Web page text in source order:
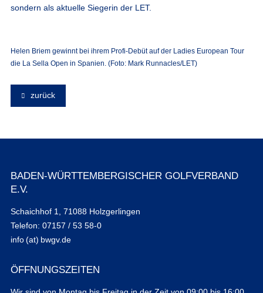
sondern als aktuelle Siegerin der LET.
Helen Briem gewinnt bei ihrem Profi-Debüt auf der Ladies European Tour
die La Sella Open in Spanien. (Foto: Mark Runnacles/LET)
zurück
BADEN-WÜRTTEMBERGISCHER GOLFVERBAND
E.V.
Schaichhof 1, 71088 Holzgerlingen
Telefon: 07157 / 53 58-0
info (at) bwgv.de
ÖFFNUNGSZEITEN